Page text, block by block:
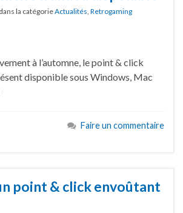
dans la catégorieActualités Retrogaming
à l’automne, le point & click
disponible sous Windows, Mac
Faire un commentaire
point & click envoûtant